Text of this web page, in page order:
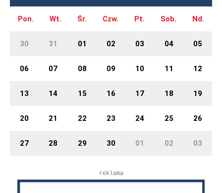
Pon. Wt. Śr. Czw. Pt. Sob. Nd.
30 31 01 02 03 04 05
06 07 08 09 10 11 12
13 14 15 16 17 18 19
20 21 22 23 24 25 26
27 28 29 30 01 02 03
reklama